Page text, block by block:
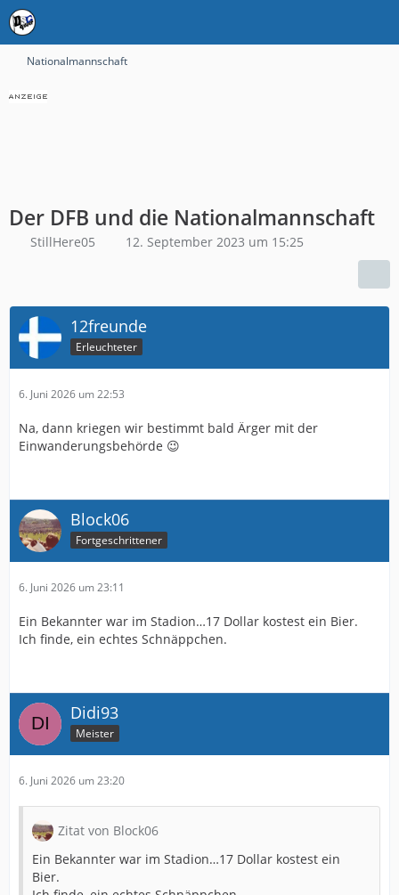
Nationalmannschaft
Der DFB und die Nationalmannschaft
StillHere05 12. September 2023 um 15:25
12freunde
Erleuchteter
6. Juni 2026 um 22:53
Na, dann kriegen wir bestimmt bald Ärger mit der
Einwanderungsbehörde 😉
Block06
Fortgeschrittener
6. Juni 2026 um 23:11
Ein Bekannter war im Stadion…17 Dollar kostest ein Bier.
Ich finde, ein echtes Schnäppchen.
Didi93
Meister
6. Juni 2026 um 23:20
Zitat von Block06
Ein Bekannter war im Stadion…17 Dollar kostest ein
Bier.